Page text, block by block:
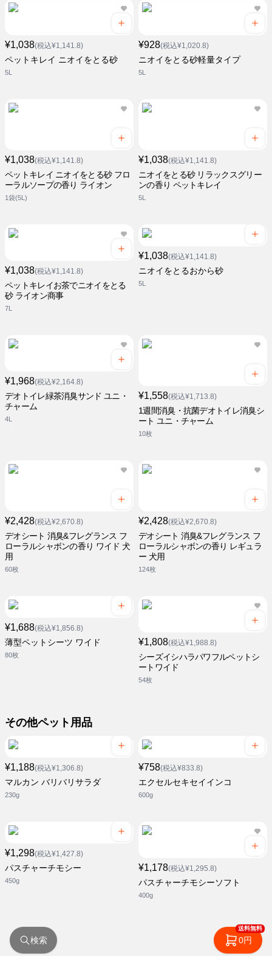
¥1,038(税込¥1,141.8)
ペットキレイ ニオイをとる砂
5L
¥928(税込¥1,020.8)
ニオイをとる砂軽量タイプ
5L
¥1,038(税込¥1,141.8)
ペットキレイ ニオイをとる砂 フロ
ーラルソープの香り ライオン
1袋(5L)
¥1,038(税込¥1,141.8)
ニオイをとる砂 リラックスグリー
ンの香り ペットキレイ
5L
¥1,038(税込¥1,141.8)
ペットキレイお茶でニオイをとる
砂 ライオン商事
7L
¥1,038(税込¥1,141.8)
ニオイをとるおから砂
5L
¥1,968(税込¥2,164.8)
デオトイレ緑茶消臭サンド ユニ・
チャーム
4L
¥1,558(税込¥1,713.8)
1週間消臭・抗菌デオトイレ消臭シ
ート ユニ・チャーム
10枚
¥2,428(税込¥2,670.8)
デオシート 消臭&フレグランス フ
ローラルシャボンの香り ワイド 犬
用
60枚
¥2,428(税込¥2,670.8)
デオシート 消臭&フレグランス フ
ローラルシャボンの香り レギュラ
ー 犬用
124枚
¥1,688(税込¥1,856.8)
薄型ペットシーツ ワイド
80枚
¥1,808(税込¥1,988.8)
シーズイシハラパワフルペットシ
ートワイド
54枚
その他ペット用品
¥1,188(税込¥1,306.8)
マルカン バリバリサラダ
230g
¥758(税込¥833.8)
エクセルセキセイインコ
600g
¥1,298(税込¥1,427.8)
パスチャーチモシー
450g
¥1,178(税込¥1,295.8)
パスチャーチモシーソフト
400g
検索
送料無料
0円